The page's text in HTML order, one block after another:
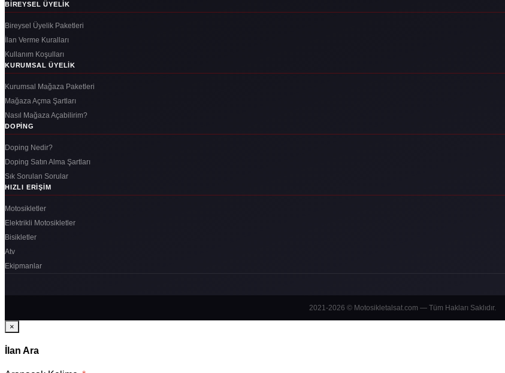
BIREYSEL ÜYELIK
Bireysel Üyelik Paketleri
İlan Verme Kuralları
Kullanım Koşulları
KURUMSAL ÜYELIK
Kurumsal Mağaza Paketleri
Mağaza Açma Şartları
Nasıl Mağaza Açabilirim?
DOPING
Doping Nedir?
Doping Satın Alma Şartları
Sık Sorulan Sorular
HIZLI ERIŞIM
Motosikletler
Elektrikli Motosikletler
Bisikletler
Atv
Ekipmanlar
2021-2026 © Motosikletalsat.com — Tüm Hakları Saklıdır.
×
İlan Ara